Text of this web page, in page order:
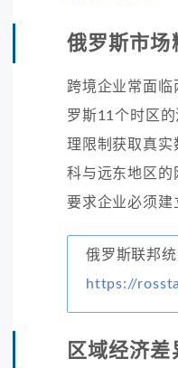
俄罗斯市场
跨境企业常面临
罗斯11个时区
理限制获取真实
科与远东地区的
要求企业必须建
俄罗斯联邦
https://
区域经济差